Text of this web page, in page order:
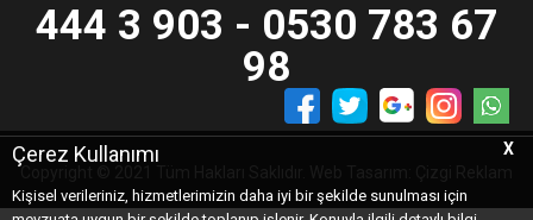
X
Çerez Kullanımı
Kişisel verileriniz, hizmetlerimizin daha iyi bir şekilde sunulması için
444 3 903 - 0530 783 67
98
Copyright © 2021 Tüm Hakları Saklıdır. Web Tasarım: Çizgi Reklam